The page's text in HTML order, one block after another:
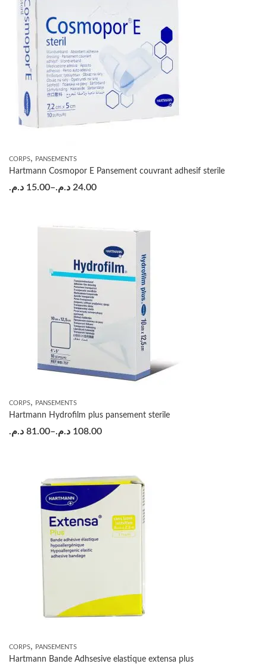
CORPS, PANSEMENTS
Hartmann Cosmopor E Pansement couvrant adhesif sterile
15.00 د.م. – 24.00 د.م.
CORPS, PANSEMENTS
Hartmann Hydrofilm plus pansement sterile
81.00 د.م. – 108.00 د.م.
CORPS, PANSEMENTS
Hartmann Bande Adhsesive elastique extensa plus